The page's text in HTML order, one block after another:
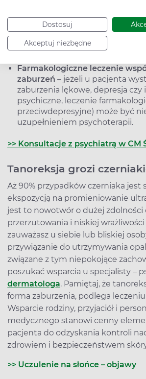
Dostosuj
Akceptuj niezbędne
wsparcie w zmianie nawyków,
filtrów przeciwsłonecznych,
solarium, zrozumieniu zasad
korzystania ze słońca (pory dnia,
Farmakologiczne leczenie
zaburzeń – jeżeli u pacjenta
zaburzenia lękowe, depresja
psychiczne, leczenie
przeciwdepresyjne) może być
uzupełnieniem psychoterapii.
>> Konsultacje z psychiatrą w CM
Tanoreksja grozi
Aż 90% przypadków czerniaka jest
ekspozycją na promieniowanie
jest to nowotwór o dużej zdolności
przerzutowania i niskiej wrażliwości
zauważasz u siebie lub bliskiej
przywiązanie do utrzymywania
związane z tym niepokojące
poszukać wsparcia u specjalisty –
dermatologa. Pamiętaj, że
forma zaburzenia, podlega
Wsparcie rodziny, przyjaciół i
medycznego stanowi cenny
pacjenta do odzyskania kontroli
zdrowiem i bezpieczeństwem
>> Uczulenie na słońce – objawy